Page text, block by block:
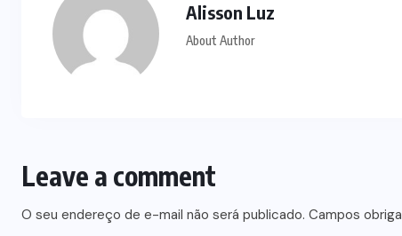
Alisson Luz
About Author
Leave a comment
O seu endereço de e-mail não será publicado. Campos